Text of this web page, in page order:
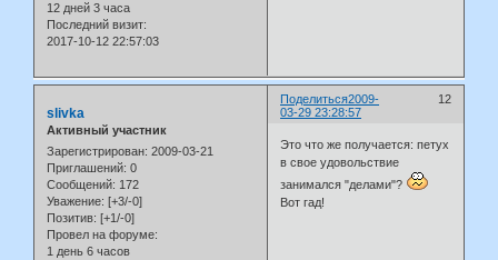
12 дней 3 часа
Последний визит:
2017-10-12 22:57:03
Поделиться 12
2009-
03-29 23:28:57
slivka
Активный участник
Зарегистрирован: 2009-03-21
Приглашений: 0
Сообщений: 172
Уважение: [+3/-0]
Позитив: [+1/-0]
Провел на форуме:
1 день 6 часов
Это что же получается: петух
в свое удовольствие
занимался "делами"?
Вот гад!